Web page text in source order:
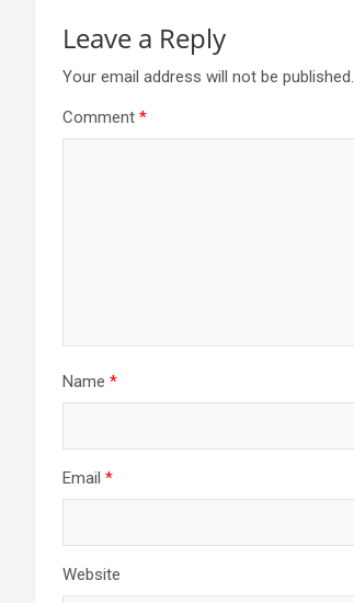
Leave a Reply
Your email address will not be published.
Comment *
Name *
Email *
Website